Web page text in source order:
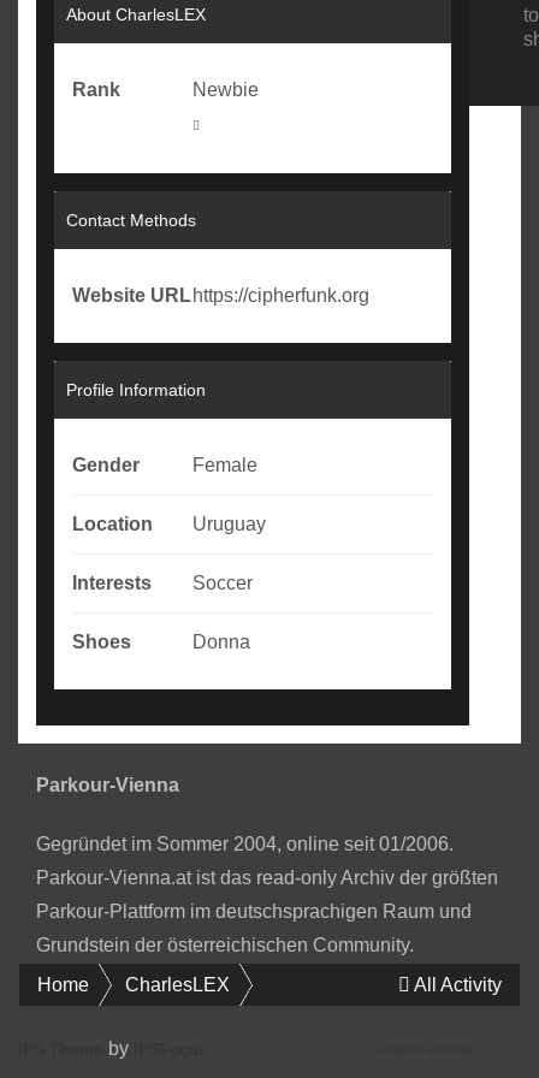
About CharlesLEX
Rank Newbie
Contact Methods
Website URLhttps://cipherfunk.org
Profile Information
Gender Female
Location Uruguay
Interests Soccer
Shoes Donna
to
Parkour-Vienna
Gegründet im Sommer 2004, online seit 01/2006.
Parkour-Vienna.at ist das read-only Archiv der größten
Parkour-Plattform im deutschsprachigen Raum und
Grundstein der österreichischen Community.
All Activity
Home CharlesLEX
by